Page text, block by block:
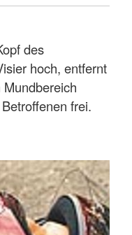
des
hoch, entfernt
frei.